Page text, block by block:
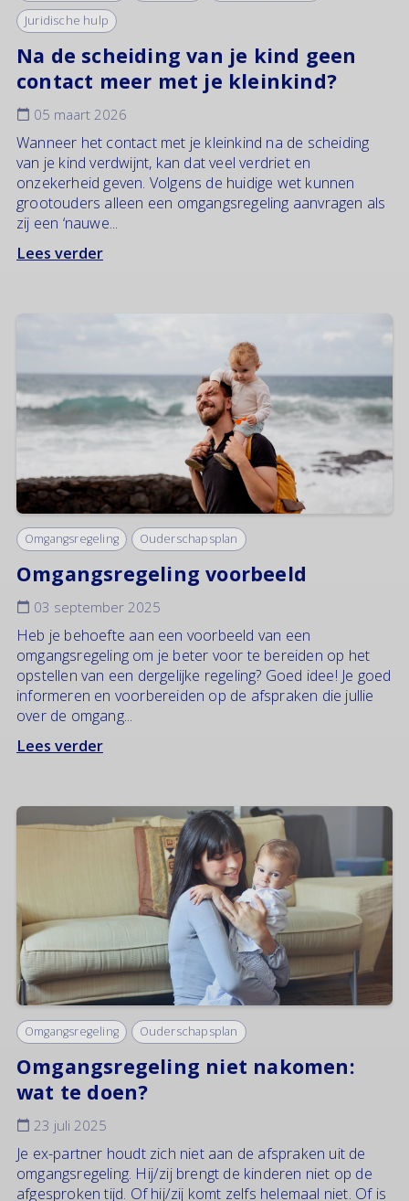
Juridische hulp
Na de scheiding van je kind geen
contact meer met je kleinkind?
05 maart 2026
Wanneer het contact met je kleinkind na de scheiding
van je kind verdwijnt, kan dat veel verdriet en
onzekerheid geven. Volgens de huidige wet kunnen
grootouders alleen een omgangsregeling aanvragen als
zij een ‘nauwe...
Lees verder
Omgangsregeling Ouderschapsplan
Omgangsregeling voorbeeld
03 september 2025
Heb je behoefte aan een voorbeeld van een
omgangsregeling om je beter voor te bereiden op het
opstellen van een dergelijke regeling? Goed idee! Je goed
informeren en voorbereiden op de afspraken die jullie
over de omgang...
Lees verder
Omgangsregeling Ouderschapsplan
Omgangsregeling niet nakomen:
wat te doen?
23 juli 2025
Je ex-partner houdt zich niet aan de afspraken uit de
omgangsregeling. Hij/zij brengt de kinderen niet op de
afgesproken tijd. Of hij/zij komt zelfs helemaal niet. Of is